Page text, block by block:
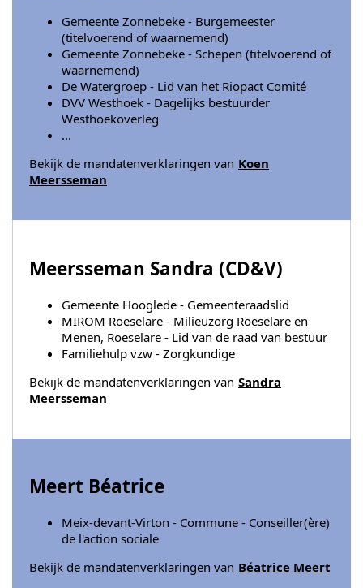
Gemeente Zonnebeke - Burgemeester
(titelvoerend of waarnemend)
Gemeente Zonnebeke - Schepen (titelvoerend of
waarnemend)
De Watergroep - Lid van het Riopact Comité
DVV Westhoek - Dagelijks bestuurder
Westhoekoverleg
...
Bekijk de mandatenverklaringen van Koen
Meersseman
Meersseman Sandra (CD&V)
Gemeente Hooglede - Gemeenteraadslid
MIROM Roeselare - Milieuzorg Roeselare en
Menen, Roeselare - Lid van de raad van bestuur
Familiehulp vzw - Zorgkundige
Bekijk de mandatenverklaringen van Sandra
Meersseman
Meert Béatrice
Meix-devant-Virton - Commune - Conseiller(ère)
de l'action sociale
Bekijk de mandatenverklaringen van Béatrice Meert